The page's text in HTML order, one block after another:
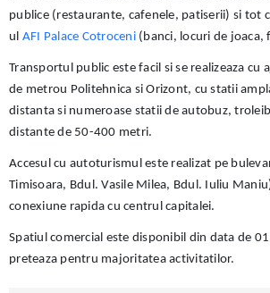
publice (restaurante, cafenele, patiserii) si tot
ul AFI Palace Cotroceni(banci, locuri de joaca,
Transportul public este facil si se realizeaza cu
de metrou Politehnica si Orizont, cu statii
distanta si numeroase statii de autobuz,
distante de 50-400 metri.
Accesul cu autoturismul este realizat pe
Timisoara, Bdul. Vasile Milea, Bdul. Iuliu
conexiune rapida cu centrul capitalei.
Spatiul comercial este disponibil din data de
preteaza pentru majoritatea activitatilor.